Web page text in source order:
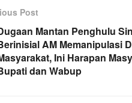
Post
Mantan Penghulu
AM Memanipulasi
Ini Harapan
dan Wabup